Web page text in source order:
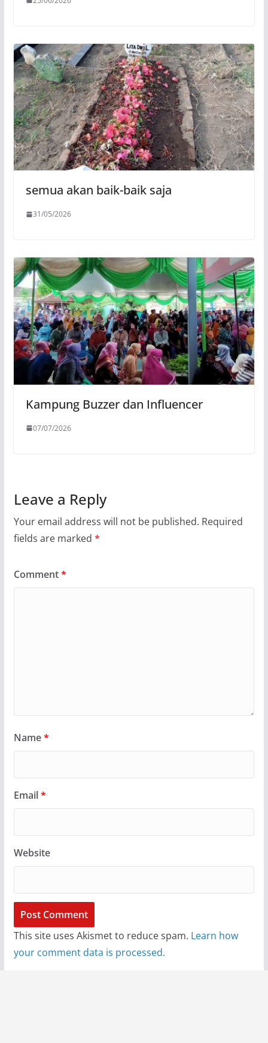
semua akan baik-baik saja
31/05/2026
Kampung Buzzer dan Influencer
07/07/2026
Leave a Reply
Your email address will not be published. Required
fields are marked *
Comment*
Name*
Email*
Website
This site uses Akismet to reduce spam. Learn how
your comment data is processed.